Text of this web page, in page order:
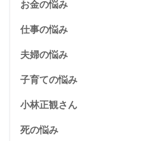
お金の悩み
仕事の悩み
夫婦の悩み
子育ての悩み
小林正観さん
死の悩み